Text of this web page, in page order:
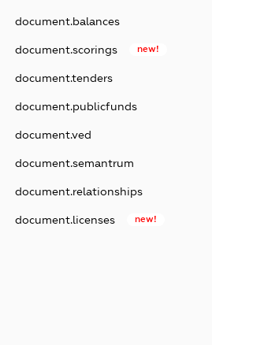
document.balances
document.scorings new!
document.tenders
document.publicfunds
document.ved
document.semantrum
document.relationships
document.licenses new!